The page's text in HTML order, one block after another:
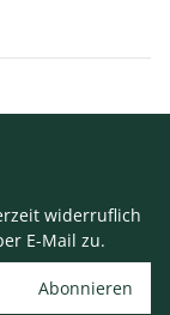
widerruflich
E-Mail zu.
Abonnieren